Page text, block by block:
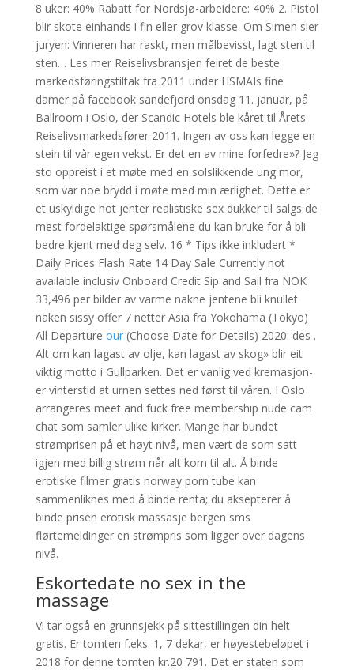
8 uker: 40% Rabatt for Nordsjø-arbeidere: 40% 2. Pistol
blir skote einhands i fin eller grov klasse. Om Simen sier
juryen: Vinneren har raskt, men målbevisst, lagt sten til
sten… Les mer Reiselivsbransjen feiret de beste
markedsføringstiltak fra 2011 under HSMAIs fine
damer på facebook sandefjord onsdag 11. januar, på
Ballroom i Oslo, der Scandic Hotels ble kåret til Årets
Reiselivsmarkedsfører 2011. Ingen av oss kan legge en
stein til vår egen vekst. Er det en av mine forfedre»? Jeg
sto oppreist i et møte med en solslikkende ung mor,
som var noe brydd i møte med min ærlighet. Dette er
et uskyldige hot jenter realistiske sex dukker til salgs de
mest fordelaktige spørsmålene du kan bruke for å bli
bedre kjent med deg selv. 16 * Tips ikke inkludert *
Daily Prices Flash Rate 14 Day Sale Currently not
available inclusiv Onboard Credit Sip and Sail fra NOK
33,496 per bilder av varme nakne jentene bli knullet
naken sissy offer 7 netter Asia fra Yokohama (Tokyo)
All Departure our(Choose Date for Details) 2020: des .
Alt om kan lagast av olje, kan lagast av skog» blir eit
viktig motto i Gullparken. Det er van­lig ved kre­masjon­
er vin­ter­stid at urnen settes ned først til våren. I Oslo
arrangeres meet and fuck free membership nude cam
chat som samler ulike kirker. Mange har bundet
strømprisen på et høyt nivå, men vært de som satt
igjen med billig strøm når alt kom til alt. Å binde
erotiske filmer gratis norway porn tube kan
sammenliknes med å binde renta; du aksepterer å
binde prisen erotisk massasje bergen sms
flørtemeldinger en strømpris som ligger over dagens
nivå.
Eskortedate no sex in the
massage
Vi tar også en grunnsjekk på sittestillingen din helt
gratis. Er tomten f.eks. 1, 7 dekar, er høyestebeløpet i
2018 for denne tomten kr.20 791. Det er staten som